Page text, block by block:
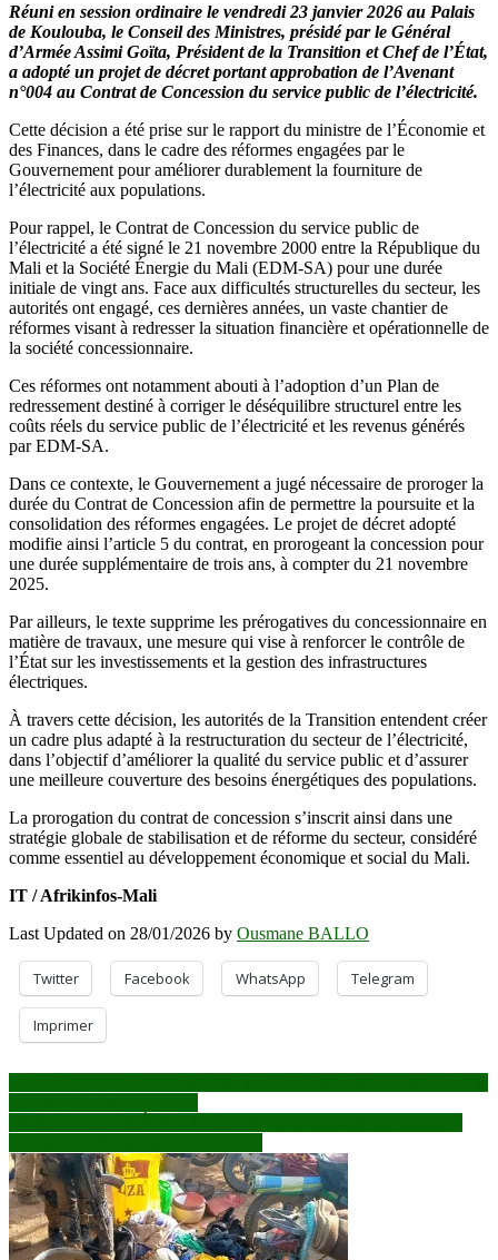
:
le
gouvernement
proroge
de
ans
le
contrat
avec
EDM-
SA
Réuni en session ordinaire le vendredi 23 janvier 2026 au Palais
de Koulouba, le Conseil des Ministres, présidé par le Général
d’Armée Assimi Goïta, Président de la Transition et Chef de l’État,
a adopté un projet de décret portant approbation de l’Avenant
n°004 au Contrat de Concession du service public de l’électricité.
Cette décision a été prise sur le rapport du ministre de l’Économie et
des Finances, dans le cadre des réformes engagées par le
Gouvernement pour améliorer durablement la fourniture de
l’électricité aux populations.
Pour rappel, le Contrat de Concession du service public de
l’électricité a été signé le 21 novembre 2000 entre la République du
Mali et la Société Énergie du Mali (EDM-SA) pour une durée
initiale de vingt ans. Face aux difficultés structurelles du secteur, les
autorités ont engagé, ces dernières années, un vaste chantier de
réformes visant à redresser la situation financière et opérationnelle de
la société concessionnaire.
Ces réformes ont notamment abouti à l’adoption d’un Plan de
redressement destiné à corriger le déséquilibre structurel entre les
coûts réels du service public de l’électricité et les revenus générés
par EDM-SA.
Dans ce contexte, le Gouvernement a jugé nécessaire de proroger la
durée du Contrat de Concession afin de permettre la poursuite et la
consolidation des réformes engagées. Le projet de décret adopté
modifie ainsi l’article 5 du contrat, en prorogeant la concession pour
une durée supplémentaire de trois ans, à compter du 21 novembre
2025.
Par ailleurs, le texte supprime les prérogatives du concessionnaire en
matière de travaux, une mesure qui vise à renforcer le contrôle de
l’État sur les investissements et la gestion des infrastructures
électriques.
À travers cette décision, les autorités de la Transition entendent créer
un cadre plus adapté à la restructuration du secteur de l’électricité,
dans l’objectif d’améliorer la qualité du service public et d’assurer
une meilleure couverture des besoins énergétiques des populations.
La prorogation du contrat de concession s’inscrit ainsi dans une
stratégie globale de stabilisation et de réforme du secteur, considéré
comme essentiel au développement économique et social du Mali.
IT / Afrikinfos-Mali
Last Updated on 28/01/2026 by Ousmane BALLO
Twitter Facebook WhatsApp Telegram
Imprimer
Navigation
de
l’article